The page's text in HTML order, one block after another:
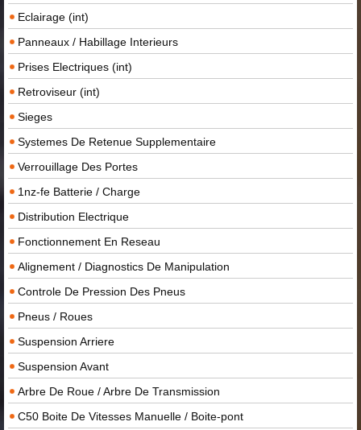
Eclairage (int)
Panneaux / Habillage Interieurs
Prises Electriques (int)
Retroviseur (int)
Sieges
Systemes De Retenue Supplementaire
Verrouillage Des Portes
1nz-fe Batterie / Charge
Distribution Electrique
Fonctionnement En Reseau
Alignement / Diagnostics De Manipulation
Controle De Pression Des Pneus
Pneus / Roues
Suspension Arriere
Suspension Avant
Arbre De Roue / Arbre De Transmission
C50 Boite De Vitesses Manuelle / Boite-pont